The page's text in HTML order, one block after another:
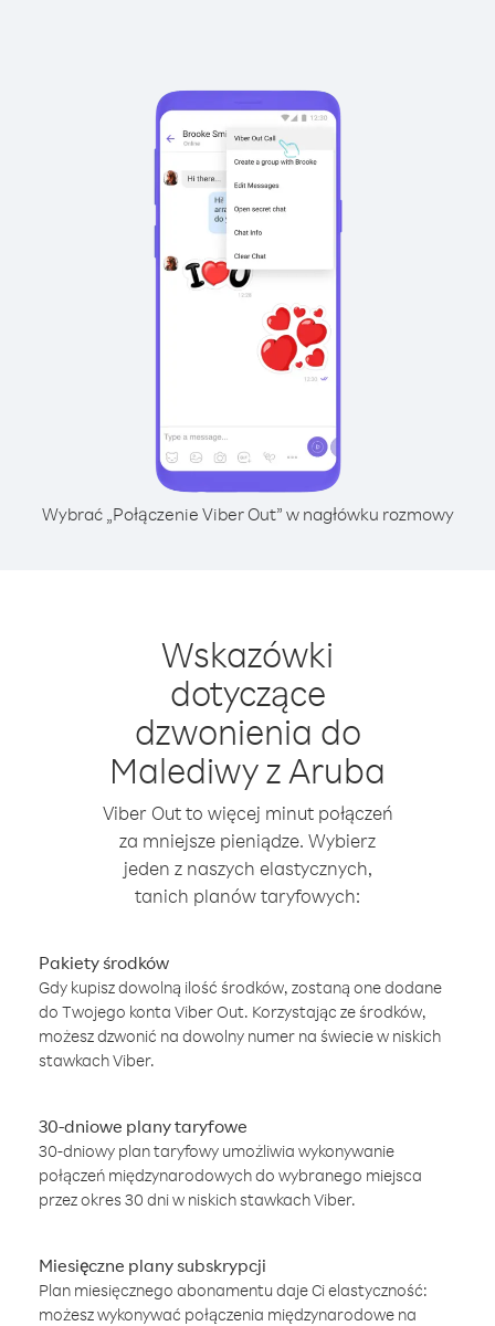
Wybrać „Połączenie Viber Out” w nagłówku rozmowy
Wskazówki
dotyczące
dzwonienia do
Malediwy z Aruba
Viber Out to więcej minut połączeń
za mniejsze pieniądze. Wybierz
jeden z naszych elastycznych,
tanich planów taryfowych:
Pakiety środków
Gdy kupisz dowolną ilość środków, zostaną one dodane
do Twojego konta Viber Out. Korzystając ze środków,
możesz dzwonić na dowolny numer na świecie w niskich
stawkach Viber.
30-dniowe plany taryfowe
30-dniowy plan taryfowy umożliwia wykonywanie
połączeń międzynarodowych do wybranego miejsca
przez okres 30 dni w niskich stawkach Viber.
Miesięczne plany subskrypcji
Plan miesięcznego abonamentu daje Ci elastyczność:
możesz wykonywać połączenia międzynarodowe na